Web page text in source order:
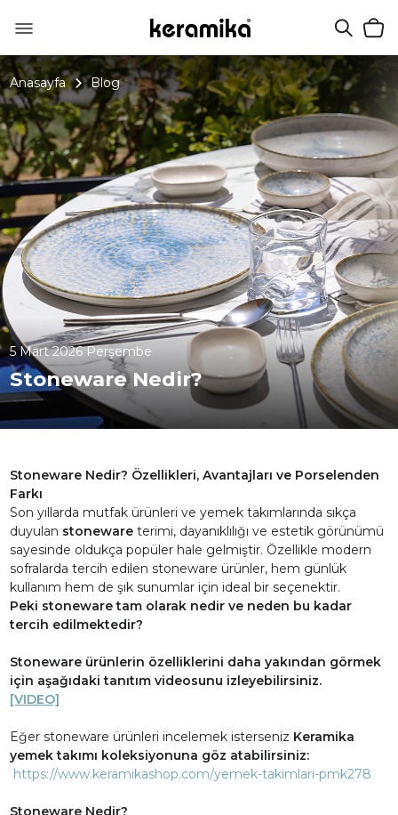
Anasayfa Blog
5 Mart 2026 Perşembe
Stoneware Nedir?
Stoneware Nedir? Özellikleri, Avantajları ve Porselenden
Farkı
Son yıllarda mutfak ürünleri ve yemek takımlarında sıkça
duyulan stonewareterimi, dayanıklılığı ve estetik görünümü
sayesinde oldukça popüler hale gelmiştir. Özellikle modern
sofralarda tercih edilen stoneware ürünler, hem günlük
kullanım hem de şık sunumlar için ideal bir seçenektir.
Peki stoneware tam olarak nedir ve neden bu kadar
tercih edilmektedir?
Stoneware ürünlerin özelliklerini daha yakından görmek
için aşağıdaki tanıtım videosunu izleyebilirsiniz.
[VIDEO]
Eğer stoneware ürünleri incelemek isterseniz Keramika
yemek takımı koleksiyonuna göz atabilirsiniz:
https://www.keramikashop.com/yemek-takimlari-pmk278
Stoneware Nedir?